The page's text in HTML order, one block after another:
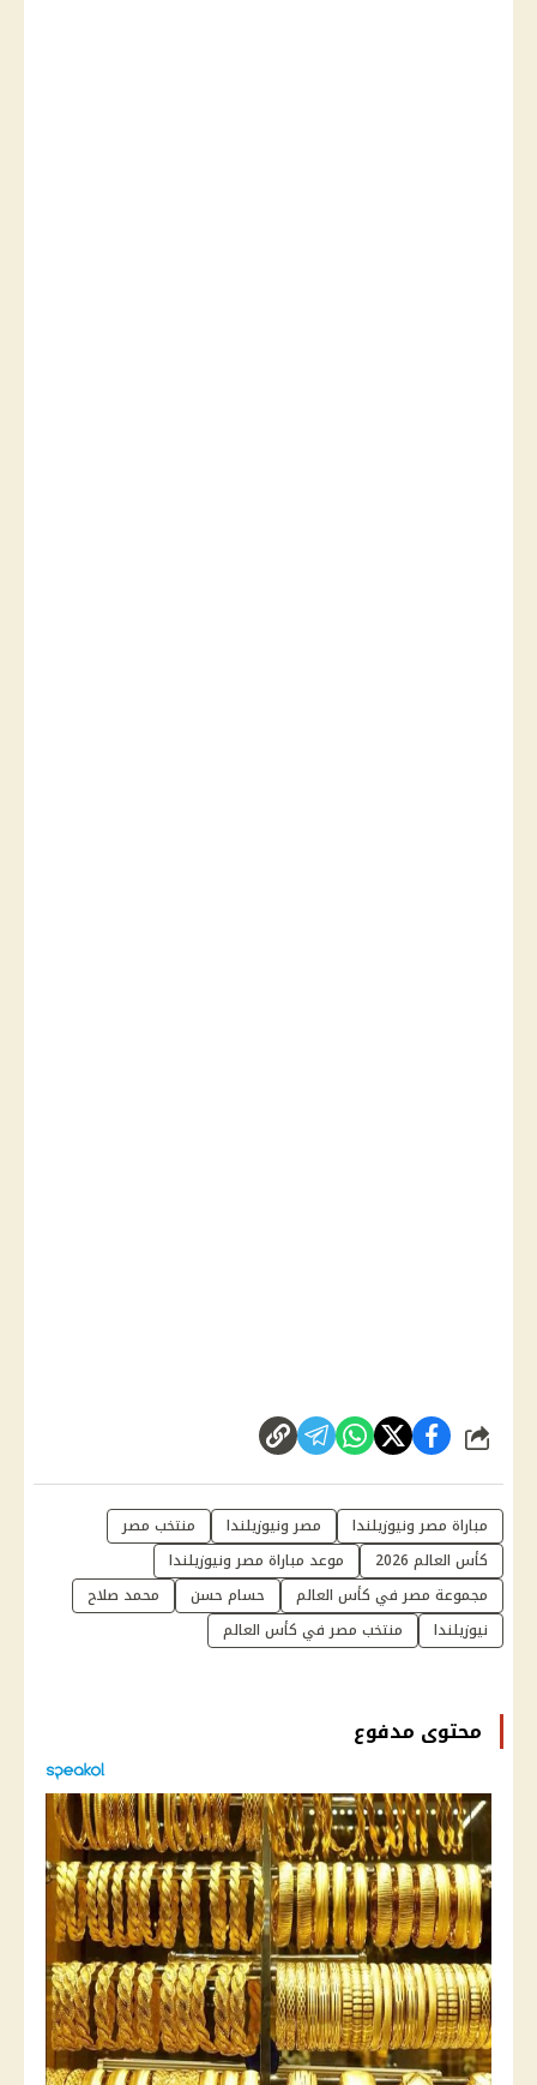
شارك
مباراة مصر ونيوزيلندا مصر ونيوزيلندا
منتخب مصر
كأس العالم 2026
موعد مباراة مصر ونيوزيلندا
مجموعة مصر في كأس العالم
حسام حسن
محمد صلاح
نيوزيلندا
منتخب مصر في كأس العالم
محتوى مدفوع